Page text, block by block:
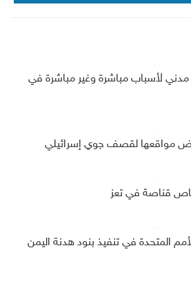
191 ألف مدني لأسباب مباشرة وغير مباشرة في
مواقعها لقصف جوي إسرائيلي
قناصة في تعز
المتحدة في تنفيذ بنود هدنة اليمن